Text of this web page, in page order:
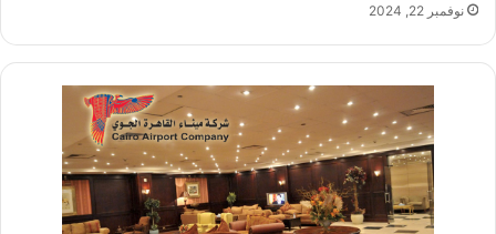
نوفمبر 22, 2024